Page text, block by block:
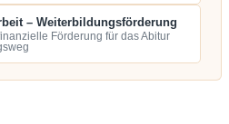
– Weiterbildungsförderung
Förderung für das Abitur